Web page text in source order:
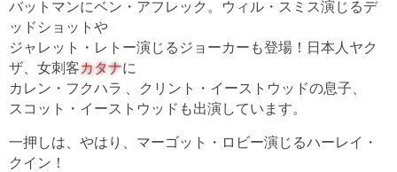
バットマンにベン・アフレック。ウィル・スミス演じるデ
ッドショットや
ジャレット・レトー演じるジョーカーも登場！日本人ヤク
ザ、女刺客カタナに
カレン・フクハラ 、クリント・イーストウッドの息子、
スコット・イーストウッドも出演しています。
一押しは、やはり、マーゴット・ロビー演じるハーレイ・
クイン！